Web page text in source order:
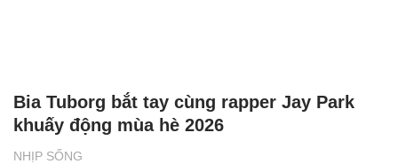
NHỊP SỐNG
Bia Tuborg bắt tay cùng rapper Jay Park
khuấy động mùa hè 2026